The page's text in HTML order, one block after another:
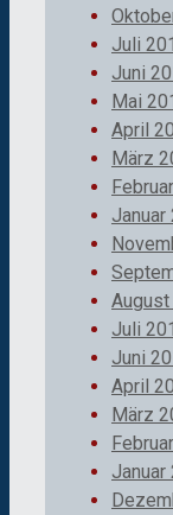
Juli
Juni
Mai
April
März
Januar
Juli
Juni
April
März
Januar